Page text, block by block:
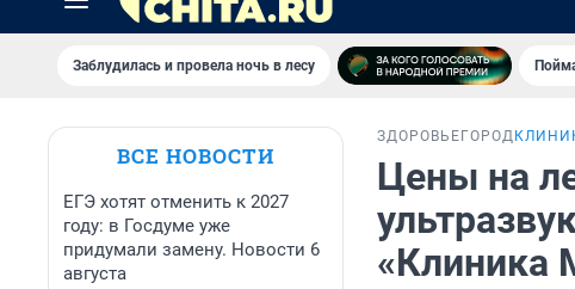
Заблудилась и провела ночь в лесу
ВСЕ НОВОСТИ
ЕГЭ хотят отменить к 2027
году: в Госдуме уже
придумали замену. Новости 6
августа
ЗДОРОВЬЕ ГОРОД
Цены на
«Клиника